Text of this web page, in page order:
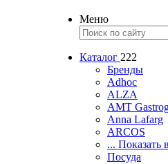
Меню
Каталог 222
Бренды
Adhoc
ALZA
AMT
Anna Lafarg
ARCOS
... Показать
Посуда